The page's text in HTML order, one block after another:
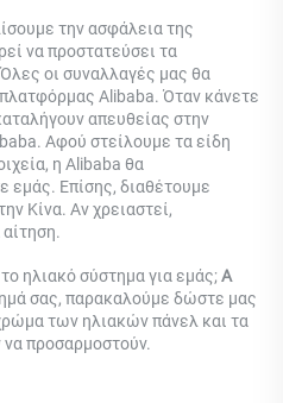
την ασφάλεια της
να προστατεύσει τα
οι συναλλαγές μας θα
Alibaba. Όταν κάνετε
απευθείας στην
Αφού στείλουμε τα είδη
η Alibaba θα
εμάς. Επίσης, διαθέτουμε
Κίνα. Αν χρειαστεί,
ηλιακό σύστημα για εμάς;
σας, παρακαλούμε δώστε μας
των ηλιακών πάνελ και τα
προσαρμοστούν.